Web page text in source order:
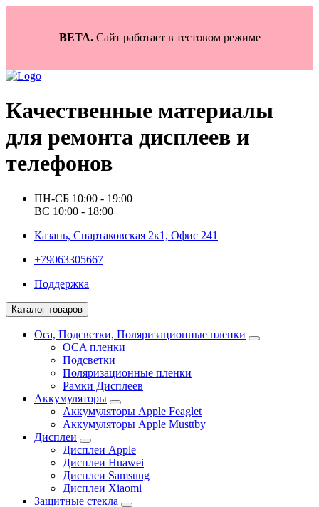
BETA.Сайт работает в тестовом режиме
Качественные материалы
для ремонта дисплеев и
телефонов
ПН-СБ 10:00 - 19:00
ВС 10:00 - 18:00
Казань, Спартаковская 2к1, Офис 241
+79063305667
Поддержка
Каталог товаров
Oca, Подсветки, Поляризационные пленки
OCA пленки
Подсветки
Поляризационные пленки
Рамки Дисплеев
Аккумуляторы
Аккумуляторы Apple Feaglet
Аккумуляторы Apple Musttby
Дисплеи
Дисплеи Apple
Дисплеи Huawei
Дисплеи Samsung
Дисплеи Xiaomi
Защитные стекла